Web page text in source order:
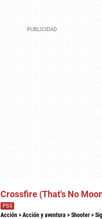
Crossfire (That's No
PS5
Acción > Acción y aventura > Shooter >